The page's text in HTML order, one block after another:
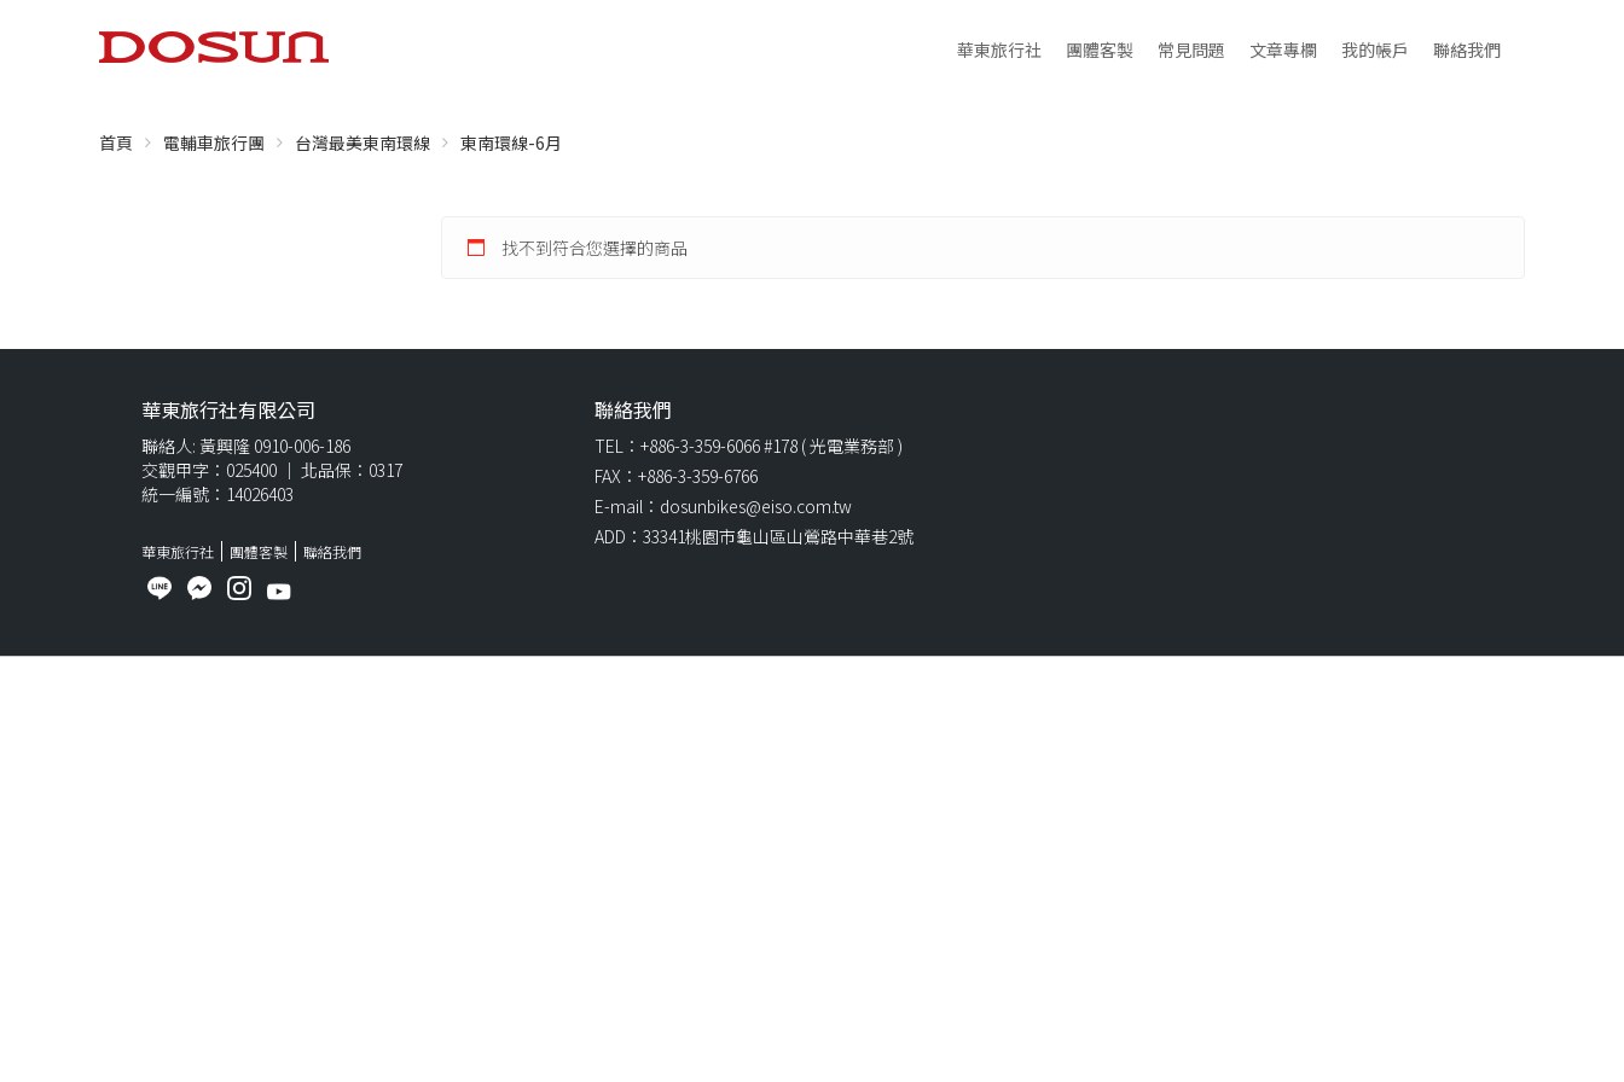
華東旅行社 團體客製 常見問題 文章專欄 我的帳戶 聯絡我們
首頁 電輔車旅行團 台灣最美東南環線 東南環線-6月
找不到符合您選擇的商品
華東旅行社有限公司
聯絡人: 黃興隆 0910-006-186
交觀甲字：025400 ｜ 北品保：0317
統一編號：14026403
華東旅行社 團體客製 聯絡我們
聯絡我們
TEL：+886-3-359-6066 #178 ( 光電業務部 )
FAX：+886-3-359-6766
E-mail：dosunbikes@eiso.com.tw
ADD：33341桃園市龜山區山鶯路中華巷2號